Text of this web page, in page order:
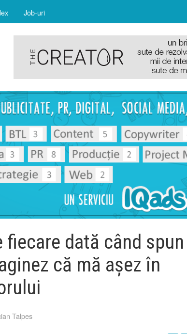
Job-uri
fiecare dată când spun
că mă așez în
Talpes